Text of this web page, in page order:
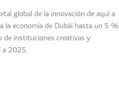
global de la innovación de aquí a
la economía de Dubái hasta un 5 %
de instituciones creativas y
a 2025.